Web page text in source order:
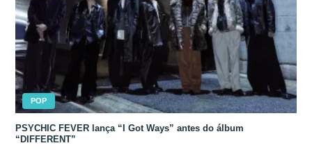
POP
PSYCHIC FEVER lança “I Got Ways” antes do álbum
“DIFFERENT”